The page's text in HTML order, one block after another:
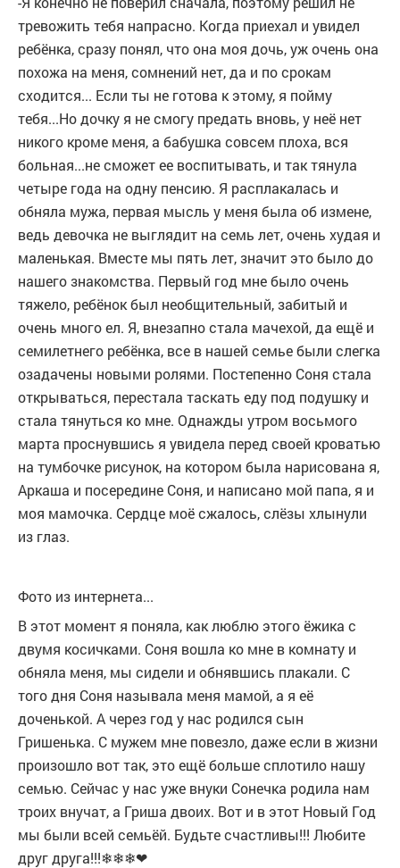
тревожить тебя напрасно. Когда приехал и увидел
ребёнка, сразу понял, что она моя дочь, уж очень она
похожа на меня, сомнений нет, да и по срокам
сходится... Если ты не готова к этому, я пойму
тебя...Но дочку я не смогу предать вновь, у неё нет
никого кроме меня, а бабушка совсем плоха, вся
больная...не сможет ее воспитывать, и так тянула
четыре года на одну пенсию. Я расплакалась и
обняла мужа, первая мысль у меня была об измене,
ведь девочка не выглядит на семь лет, очень худая и
маленькая. Вместе мы пять лет, значит это было до
нашего знакомства. Первый год мне было очень
тяжело, ребёнок был необщительный, забитый и
очень много ел. Я, внезапно стала мачехой, да ещё и
семилетнего ребёнка, все в нашей семье были слегка
озадачены новыми ролями. Постепенно Соня стала
открываться, перестала таскать еду под подушку и
стала тянуться ко мне. Однажды утром восьмого
марта проснувшись я увидела перед своей кроватью
на тумбочке рисунок, на котором была нарисована я,
Аркаша и посередине Соня, и написано мой папа, я и
моя мамочка. Сердце моё сжалось, слёзы хлынули
из глаз.
Фото из интернета...
В этот момент я поняла, как люблю этого ёжика с
двумя косичками. Соня вошла ко мне в комнату и
обняла меня, мы сидели и обнявшись плакали. С
того дня Соня называла меня мамой, а я её
доченькой. А через год у нас родился сын
Гришенька. С мужем мне повезло, даже если в жизни
произошло вот так, это ещё больше сплотило нашу
семью. Сейчас у нас уже внуки Сонечка родила нам
троих внучат, а Гриша двоих. Вот и в этот Новый Год
мы были всей семьёй. Будьте счастливы!!! Любите
друг друга!!!❄❄❄❤